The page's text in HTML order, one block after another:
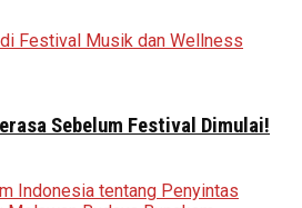
Sebelum Festival Dimulai!